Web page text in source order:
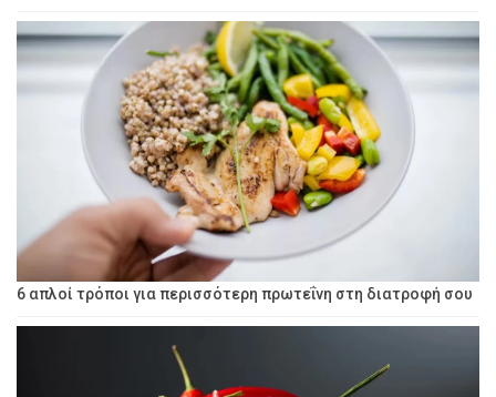
6 απλοί τρόποι για περισσότερη πρωτεΐνη στη διατροφή σου